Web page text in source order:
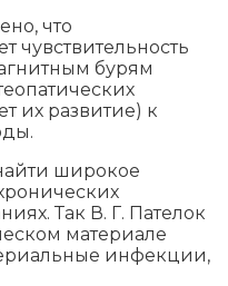
что
чувствительность
бурям
их развитие) к
широкое
Так В. Г. Пателок
материале
инфекции,